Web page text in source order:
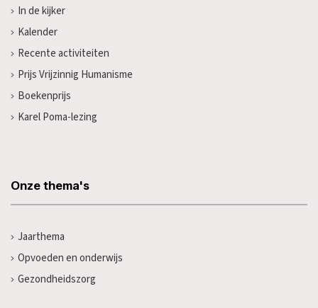
In de kijker
Kalender
Recente activiteiten
Prijs Vrijzinnig Humanisme
Boekenprijs
Karel Poma-lezing
Onze thema's
Jaarthema
Opvoeden en onderwijs
Gezondheidszorg